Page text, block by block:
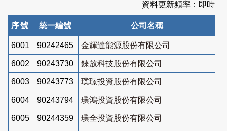
資料更新頻率：即時
序號 統一編號 公司名稱
6001 90242465 金輝達能源股份有限公司
6002 90243730 錸放科技股份有限公司
6003 90243773 璞璟投資股份有限公司
6004 90243794 璞鴻投資股份有限公司
6005 90244359 璞全投資股份有限公司